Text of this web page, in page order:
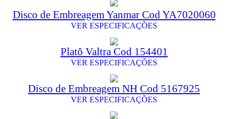
Disco de Embreagem Yanmar Cod YA7020060
VER ESPECIFICAÇÕES
Platô Valtra Cod 154401
VER ESPECIFICAÇÕES
Disco de Embreagem NH Cod 5167925
VER ESPECIFICAÇÕES